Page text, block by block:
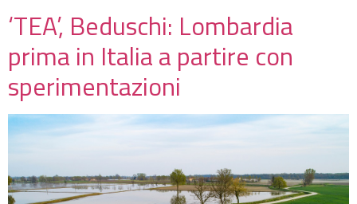
‘TEA’, Beduschi: Lombardia
prima in Italia a partire con
sperimentazioni